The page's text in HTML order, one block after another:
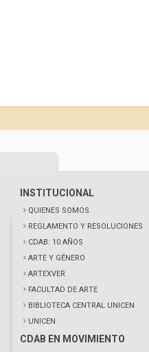
INSTITUCIONAL
QUIENES SOMOS
REGLAMENTO Y RESOLUCIONES
CDAB: 10 AÑOS
ARTE Y GÉNERO
ARTEXVER
FACULTAD DE ARTE
BIBLIOTECA CENTRAL UNICEN
UNICEN
CDAB EN MOVIMIENTO